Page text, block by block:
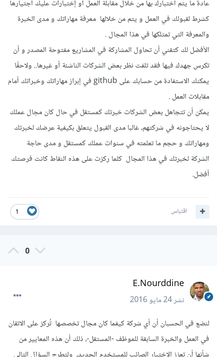
عادةً ما يتم اختبارك بها من خلال مقابلة العمل أو إختبارات عليك اجتيارها
كشرط لقبولك في العمل و يتم من خلالها معرفة مهاراتك و مدى الخبرة
والمعرفة التي تمتلكها في هذا المجال .
الأفضل لك كتقني أن تحاول المشاركة في المشاريع مفتوحة المصدر و أن
تكرس جهدك فيها فقد تلفت نظر بعض الشركات الناشئة أو غيرها.. ولاحقًا
يمكنك الاستفادة من حسابك على github في إبراز مهاراتك وخبراتك أمام
مقابلات العمل .
يمكن أن تتجاهل بعض الشركات خبرتك كمستقل في حال كان مجال عملك
لا يحتاجونه في شركتهم، غالبا مدى القبول يتعلق بكيفية عرضك لخبرتك
ومهاراتك و حجم ما تعلمته في سنوات عملك كمستقل و مدى حاجة
الشركة لخبرتك في هذا المجال كلما ركزت على هذه النقاط كانت فرصتك
أفضل.
1 اقتباس
0
E.Nourddine
نشر24 مايو 2016
لنضع في الحسبان أن أي شركة كيفما كان مجال تخصصها تُركز على الاتقان
في العمل والخبرة السابقة للموظف -المستقل-، ذلك أن هذه المعايير من